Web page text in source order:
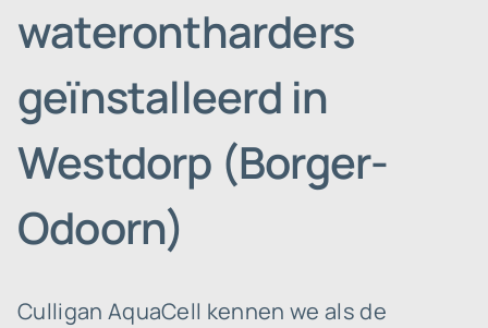
waterontharders
geïnstalleerd in
Westdorp (Borger-
Odoorn)
Culligan AquaCell kennen we als de